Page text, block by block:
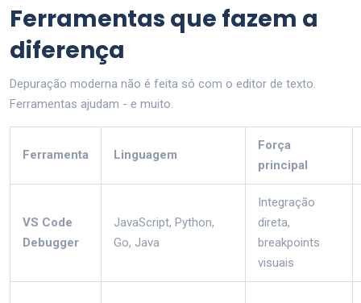
Ferramentas que fazem a
diferença
Depuração moderna não é feita só com o editor de texto.
Ferramentas ajudam - e muito.
Ferramenta Linguagem
Força
principal
VS Code
Debugger
JavaScript, Python,
Go, Java
Integração
direta,
breakpoints
visuais